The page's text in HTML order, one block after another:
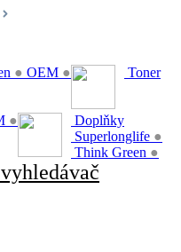
● OEM ● Toner
●
Doplňky
Superlonglife ●
Think Green ●